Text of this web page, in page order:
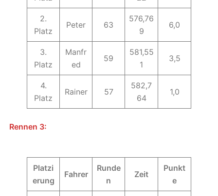
2.
Platz
Peter 63
576,76
9
6,0
3.
Platz
Manfr
ed
59
581,55
1
3,5
4.
Platz
Rainer 57
582,7
64
1,0
Rennen 3:
Platzi
erung
Fahrer
Runde
n
Zeit
Punkt
e